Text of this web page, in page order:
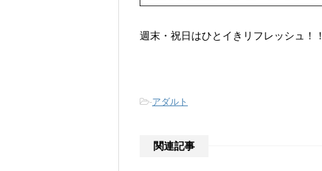
週末・祝日はひとイきリフレッシュ！！
-アダルト
関連記事